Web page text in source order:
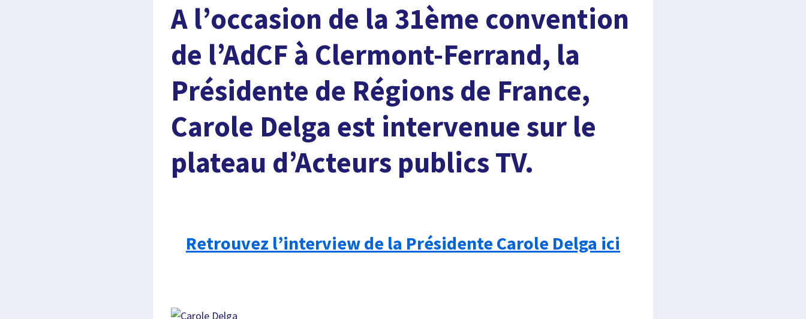
A l’occasion de la 31ème convention
de l’AdCF à Clermont-Ferrand, la
Présidente de Régions de France,
Carole Delga est intervenue sur le
plateau d’Acteurs publics TV.
Retrouvez l’interview de la Présidente Carole Delga ici